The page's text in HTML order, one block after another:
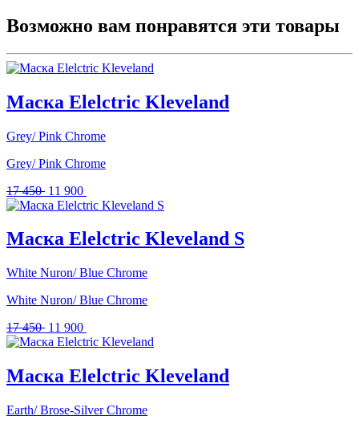
Возможно вам понравятся эти товары
Маска Elelctric Kleveland
Grey/ Pink Chrome
Grey/ Pink Chrome
17 450 Первоначальная
цена
17
450 .
11 900
цена:
900 .
Маска Elelctric Kleveland S
White Nuron/ Blue Chrome
White Nuron/ Blue Chrome
17 450 Первоначальная
цена
450 .
11 900
цена:
900 .
Маска Elelctric Kleveland
Earth/ Brose-Silver Chrome